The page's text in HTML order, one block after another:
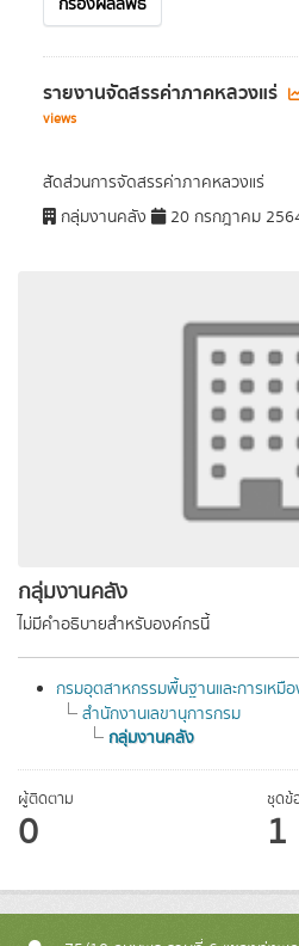
กลุ่มงานคลัง
ไม่มีคำอธิบายสำหรับองค์กรนี้
กรมอุตสาหกรรมพื้นฐานและการเหมือ
สำนักงานเลขานุการกรม
กลุ่มงานคลัง
ผู้ติดตาม
0
ชุดข้
1
กรองผลลัพธ์
รายงานจัดสรรค่าภาคหลวงแร่
views
สัดส่วนการจัดสรรค่าภาคหลวงแร่
กลุ่มงานคลัง
20 กรกฎาคม